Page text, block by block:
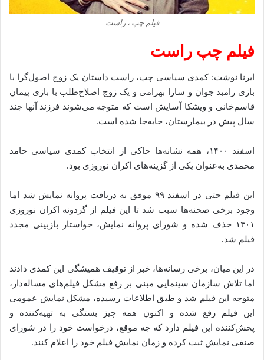
فیلم چپ ، راست
فیلم چپ راست
ایرنا نوشت: کمدی سیاسی چپ، راست داستان یک زوج اصول‌گرا با
بازی رامبد جوان و سارا بهرامی و یک زوج اصلاح‌طلب با بازی پیمان
قاسم‌خانی و ویشکا آسایش است که متوجه می‌شوند فرزند آنها چند
سال پیش در بیمارستان، جابه‌جا شده است.
اسفند ۱۴۰۰، همه نشانه‌ها حاکی از انتخاب کمدی سیاسی حامد
محمدی به‌عنوان یکی از گزینه‌های اکران نوروزی بود.
این فیلم حتی در اسفند ۹۹ موفق به دریافت پروانه نمایش شد اما
وجود برخی صحنه‌ها سبب شد تا این فیلم از گردونه اکران نوروزی
۱۴۰۱ حذف شده و شورای پروانه نمایش، خواستار بازبینی مجدد
فیلم شد.
در این میان، برخی رسانه‌ها، خبر از توقیف همیشگی این کمدی دادند
اما تلاش سازمان سینمایی مبنی بر رفع مشکل فیلم‌های مساله‌دار،
متوجه این فیلم شد و طبق اطلاعات رسیده، مشکل نمایش عمومی
این فیلم رفع شده و اکنون همه چیز بستگی به تهیه‌کننده و
پخش‌کننده این فیلم دارد که چه موقع، درخواست خود را در شورای
صنفی نمایش ثبت کرده و زمان نمایش فیلم خود را اعلام کنند.